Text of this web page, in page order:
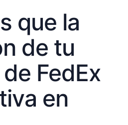
que la
de tu
FedEx
en